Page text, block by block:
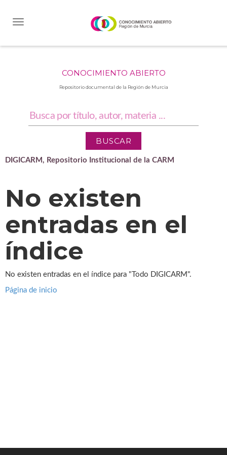
CONOCIMIENTO ABIERTO
Repositorio documental de la Región de Murcia
DIGICARM, Repositorio Institucional de la CARM
No existen
entradas en el
índice
No existen entradas en el índice para "Todo DIGICARM".
Página de inicio